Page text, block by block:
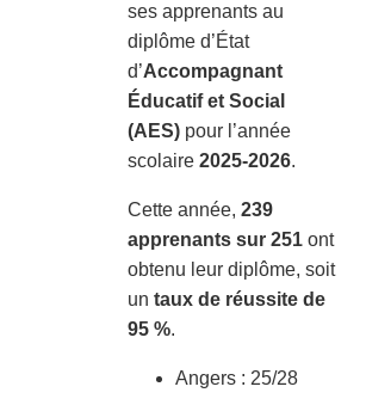
ses apprenants au
diplôme d’État
d’Accompagnant
Éducatif et Social
(AES) pour l’année
scolaire 2025-2026.
Cette année, 239
apprenants sur 251 ont
obtenu leur diplôme, soit
un taux de réussite de
95 %.
Angers : 25/28